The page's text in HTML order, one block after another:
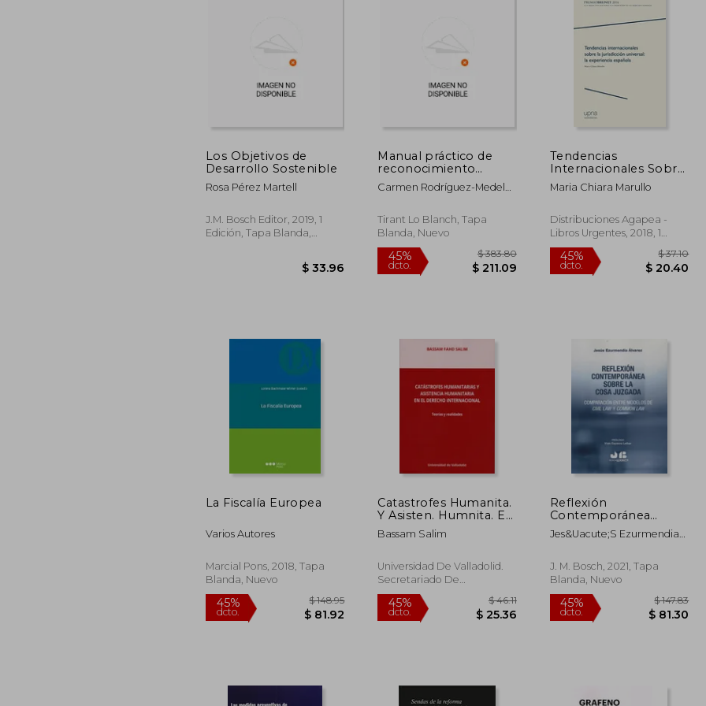
$ 19.90 $ 46.50
Los Objetivos de
Desarrollo Sostenible
Rosa Pérez Martell
J.M. Bosch Editor, 2019, 1
Edición, Tapa Blanda,
$ 33.96
Manual práctico de
reconocimiento
mutuo penal en la
Unión Europea
Carmen Rodríguez-Medel
Tirant Lo Blanch, Tapa
Blanda, Nuevo
45%
dcto.
$ 383.80
$ 211.09
Tendencias
Internacionales Sobre
Jurisdicción Universal:
La Experiencia
Premio Brunet)
Maria Chiara Marullo
Distribuciones Agapea -
Libros Urgentes, 2018, 1
Edición, Tapa Blanda,
Nuevo
45%
dcto.
La Fiscalía Europea
Varios Autores
Marcial Pons, 2018, Tapa
Blanda, Nuevo
Catastrofes Humanita.
Y Asisten. Humnita. En
Derecho Interna.
Bassam Salim
Universidad De Valladolid.
Secretariado De
Publicaciones E I, 2019, Tapa
Blanda, Nuevo
Reflexión
Contemporánea
Sobre la Cosa Juzgada.
Comparación Entre
Common law
Jes&Uacute;S Ezurmendia
J. M. Bosch, 2021, Tapa
Blanda, Nuevo